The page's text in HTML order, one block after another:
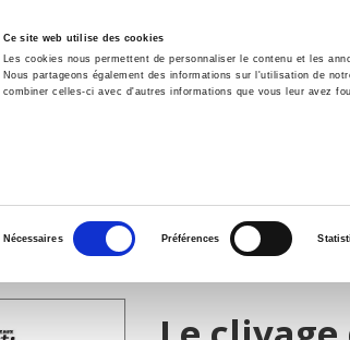
Ce site web utilise des cookies
Les cookies nous permettent de personnaliser le contenu et les
Nous partageons également des informations sur l'utilisation de
combiner celles-ci avec d'autres informations que vous leur avez
consentement
Nécessaires Préférences
Accueil